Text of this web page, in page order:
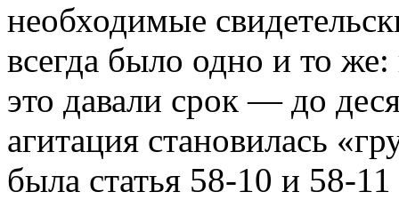
необходимые
всегда было одно и то
это давали срок — до
агитация становилась
была статья 58-10 и 58-